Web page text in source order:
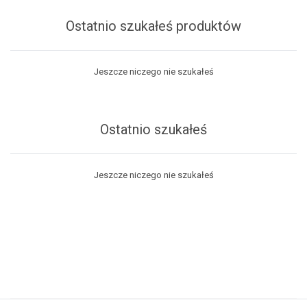
Ostatnio szukałeś produktów
Jeszcze niczego nie szukałeś
Ostatnio szukałeś
Jeszcze niczego nie szukałeś